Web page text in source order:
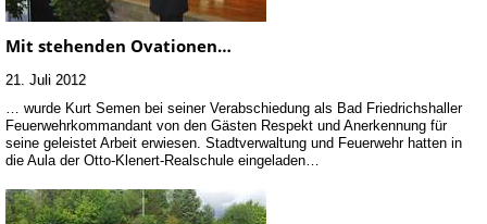
Mit stehenden Ovationen…
21. Juli 2012
… wurde Kurt Semen bei seiner Verabschiedung als Bad Friedrichshaller
Feuerwehrkommandant von den Gästen Respekt und Anerkennung für
seine geleistet Arbeit erwiesen. Stadtverwaltung und Feuerwehr hatten in
die Aula der Otto-Klenert-Realschule eingeladen…